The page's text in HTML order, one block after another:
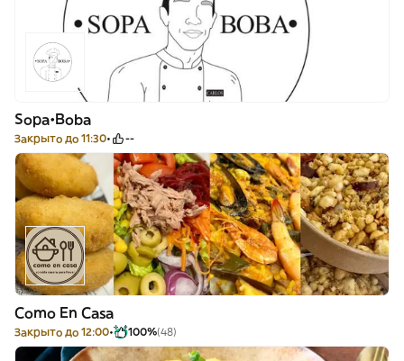
Sopa•Boba
Закрыто до 11:30 --
Como En Casa
Закрыто до 12:00 100%(48)